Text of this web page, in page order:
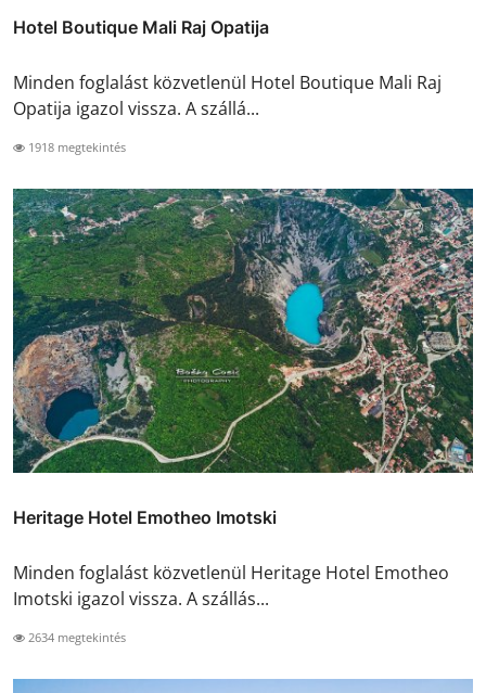
Hotel Boutique Mali Raj Opatija
Minden foglalást közvetlenül Hotel Boutique Mali Raj
Opatija igazol vissza. A szállá...
1918 megtekintés
Heritage Hotel Emotheo Imotski
Minden foglalást közvetlenül Heritage Hotel Emotheo
Imotski igazol vissza. A szállás...
2634 megtekintés